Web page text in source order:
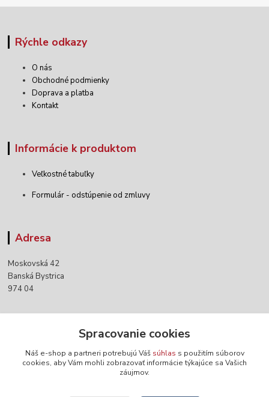
Rýchle odkazy
O nás
Obchodné podmienky
Doprava a platba
Kontakt
Informácie k produktom
Veľkostné tabuľky
Formulár - odstúpenie od zmluvy
Adresa
Moskovská 42
Banská Bystrica
974 04
+421 903 152 158
Spracovanie cookies
Náš e-shop a partneri potrebujú Váš súhlas s použitím súborov
cookies, aby Vám mohli zobrazovať informácie týkajúce sa Vašich
záujmov.